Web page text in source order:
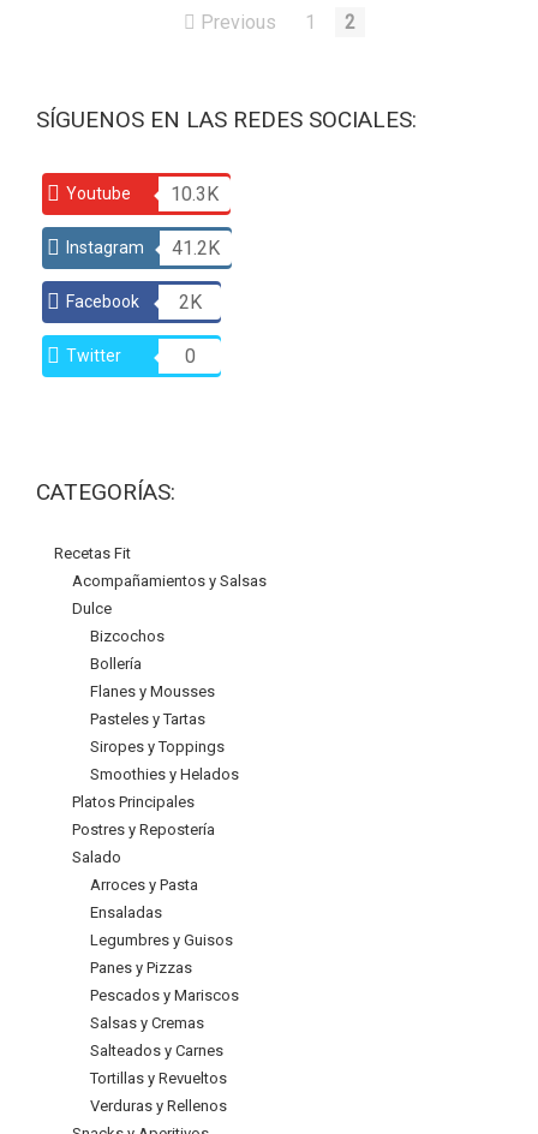
Previous 1 2
SÍGUENOS EN LAS REDES SOCIALES:
Youtube 10.3K
Instagram 41.2K
Facebook 2K
Twitter 0
CATEGORÍAS:
Recetas Fit
Acompañamientos y Salsas
Dulce
Bizcochos
Bollería
Flanes y Mousses
Pasteles y Tartas
Siropes y Toppings
Smoothies y Helados
Platos Principales
Postres y Repostería
Salado
Arroces y Pasta
Ensaladas
Legumbres y Guisos
Panes y Pizzas
Pescados y Mariscos
Salsas y Cremas
Salteados y Carnes
Tortillas y Revueltos
Verduras y Rellenos